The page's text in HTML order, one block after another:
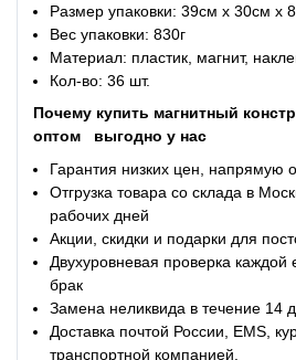
Размер упаковки: 39см x 30см x
Вес упаковки: 830г
Материал: пластик, магнит,
Кол-во: 36 шт.
Почему купить магнитный
оптом
выгодно у нас
Гарантия низких цен, напрямую
Отгрузка товара со склада в
рабочих дней
Акции, скидки и подарки для
Двухуровневая проверка каждой
брак
Замена неликвида в течение 14
Доставка почтой России, EMS,
транспортной компанией.